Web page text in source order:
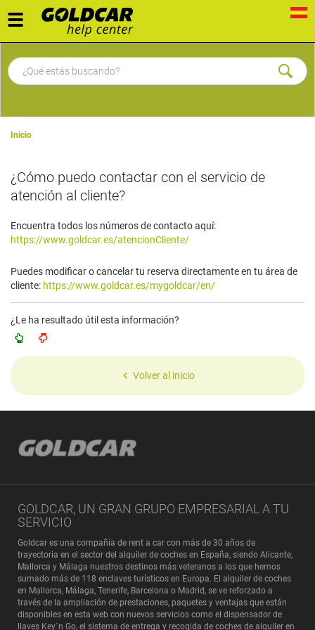
Toggle
navigation
Inicio
​¿Cómo puedo contactar con el servicio de
atención al cliente?
Encuentra todos los números de contacto aquí:
https://www.goldcar.es/atencionCliente/
Puedes modificar o cancelar tu reserva directamente en tu área de
cliente: https://www.goldcar.es/mygoldcar/en/
¿Le ha resultado útil esta información?
Volver al inicio
GOLDCAR, UN GRAN GRUPO EMPRESARIAL A TU
SERVICIO
Goldcar es una compañía de rent a car con más de 30 años de
trayectoria en el sector del alquiler de coches en España, siendo Alicante,
Mallorca y Málaga nuestros destinos más veteranos a los que hemos
sumado más de 118 enclaves turísticos en Europa. El alquiler de coches
en Mallorca, Málaga, Tenerife, Barcelona o Madrid, se ve reforzado a
través de la ampliación de prestaciones, paquetes y ventajas que están
disponibles en esta web con nuevos servicios como el dispensador de
llaves Key´n Go, el sistema de entrega y recogida de coches de alquiler en